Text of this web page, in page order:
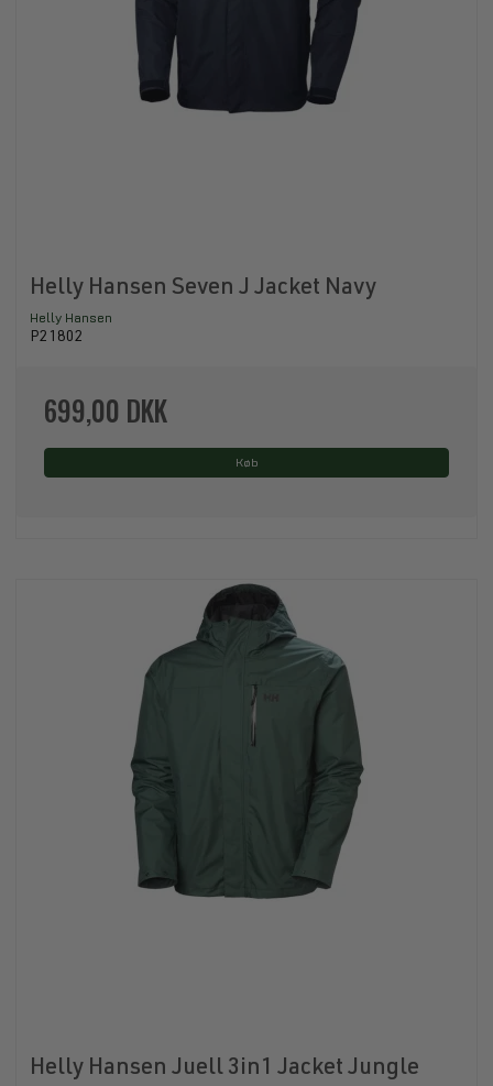
Helly Hansen Seven J Jacket Navy
Helly Hansen
P21802
699,00 DKK
Køb
Helly Hansen Juell 3in1 Jacket Jungle